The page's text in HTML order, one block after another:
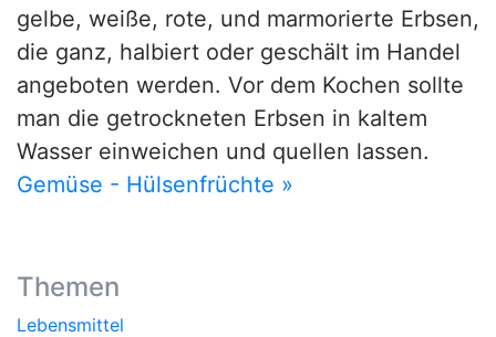
gelbe, weiße, rote, und marmorierte Erbsen,
die ganz, halbiert oder geschält im Handel
angeboten werden. Vor dem Kochen sollte
man die getrockneten Erbsen in kaltem
Wasser einweichen und quellen lassen.
Gemüse - Hülsenfrüchte »
Themen
Lebensmittel